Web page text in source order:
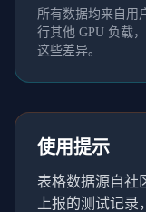
所有数据均来自用
行其他 GPU 负载
这些差异。
使用提示
表格数据源自社
上报的测试记